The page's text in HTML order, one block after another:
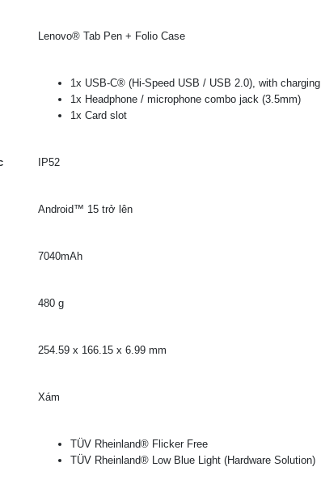
Lenovo® Tab Pen + Folio Case
1x USB-C® (Hi-Speed USB / USB 2.0), with charging
1x Headphone / microphone combo jack (3.5mm)
1x Card slot
IP52
Android™ 15 trở lên
7040mAh
480 g
254.59 x 166.15 x 6.99 mm
Xám
TÜV Rheinland® Flicker Free
TÜV Rheinland® Low Blue Light (Hardware Solution)